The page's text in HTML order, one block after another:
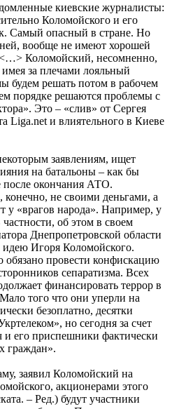
киевские журналисты:
Коломойского и его
Самый опасный в стране. Но
вообще не имеют хорошей
<…> Коломойский, несомненно,
имея за плечами лояльный
будем решать потом в рабочем
порядке решаются проблемы с
Это – «слив» от Сергея
Liga.net и влиятельного в Киеве
заявлениям, ищет
на батальоны – как бы
после окончания АТО.
не своими деньгами, а
у «врагов народа». Например, у
об этом в своем
Днепропетровской области
Игоря Коломойского.
обязано провести конфискацию
сепаратизма. Всех
финансировать террор в
того что они уперли на
безоплатно, десятки
но сегодня за счет
его приспешники фактически
граждан».
заявил Коломойский на
акционерами этого
– Ред.) будут участники